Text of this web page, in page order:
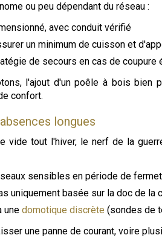
ou peu dépendant du réseau :
avec conduit vérifié
un minimum de cuisson et
de secours en cas de coupure
l'ajout d'un poêle à bois bien
confort.
longues
vide tout l'hiver, le nerf de la
sensibles en période de
uniquement basée sur la doc de la
une domotique discrète (sondes de
une panne de courant, voire